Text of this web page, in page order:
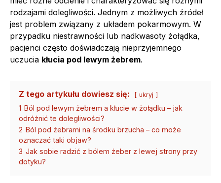
rodzajami dolegliwości. Jednym z możliwych źródeł
jest problem związany z układem pokarmowym. W
przypadku niestrawności lub nadkwasoty żołądka,
pacjenci często doświadczają nieprzyjemnego
uczucia kłucia pod lewym żebrem.
Z tego artykułu dowiesz się: ukryj
1 Ból pod lewym żebrem a kłucie w żołądku – jak
odróżnić te dolegliwości?
2 Ból pod żebrami na środku brzucha – co może
oznaczać taki objaw?
3 Jak sobie radzić z bólem żeber z lewej strony przy
dotyku?